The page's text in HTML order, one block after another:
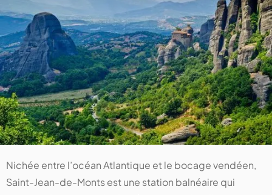
Nichée entre l’océan Atlantique et le bocage vendéen,
Saint-Jean-de-Monts est une station balnéaire qui